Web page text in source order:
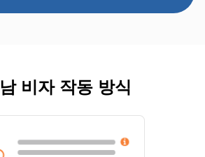
비자 작동 방식